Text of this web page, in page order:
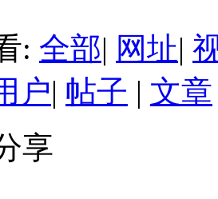
: 全部| 网址|
户| 帖子 | 文章
享